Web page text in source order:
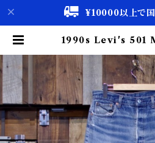
¥10000以上で国
1990s Levi's 501
ム アメリカ製 実寸
仙台 biscco【古着
販】